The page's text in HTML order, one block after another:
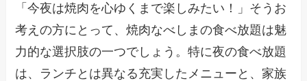
「今夜は焼肉を心ゆくまで楽しみたい！」そうお
考えの方にとって、焼肉なべしまの食べ放題は魅
力的な選択肢の一つでしょう。特に夜の食べ放題
は、ランチとは異なる充実したメニューと、家族